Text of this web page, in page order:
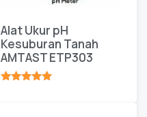
Alat Ukur pH
Kesuburan Tanah
AMTAST ETP303